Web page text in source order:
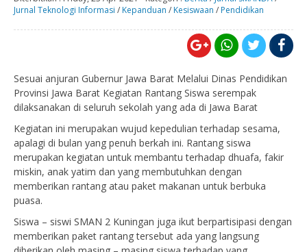
Jurnal Teknologi Informasi / Kepanduan / Kesiswaan / Pendidikan
Sesuai anjuran Gubernur Jawa Barat Melalui Dinas Pendidikan
Provinsi Jawa Barat Kegiatan Rantang Siswa serempak
dilaksanakan di seluruh sekolah yang ada di Jawa Barat
Kegiatan ini merupakan wujud kepedulian terhadap sesama,
apalagi di bulan yang penuh berkah ini. Rantang siswa
merupakan kegiatan untuk membantu terhadap dhuafa, fakir
miskin, anak yatim dan yang membutuhkan dengan
memberikan rantang atau paket makanan untuk berbuka
puasa.
Siswa – siswi SMAN 2 Kuningan juga ikut berpartisipasi dengan
memberikan paket rantang tersebut ada yang langsung